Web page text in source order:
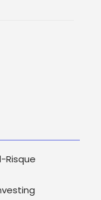
Risque